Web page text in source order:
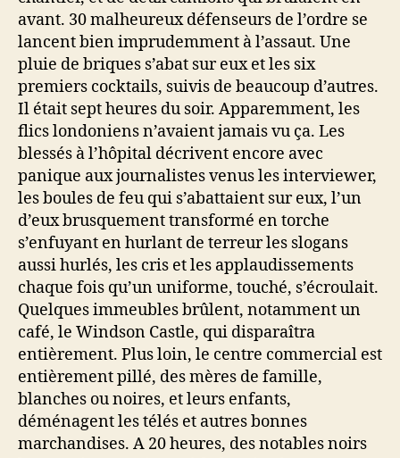
avant. 30 malheureux défenseurs de l’ordre se
lancent bien imprudemment à l’assaut. Une
pluie de briques s’abat sur eux et les six
premiers cocktails, suivis de beaucoup d’autres.
Il était sept heures du soir. Apparemment, les
flics londoniens n’avaient jamais vu ça. Les
blessés à l’hôpital décrivent encore avec
panique aux journalistes venus les interviewer,
les boules de feu qui s’abattaient sur eux, l’un
d’eux brusquement transformé en torche
s’enfuyant en hurlant de terreur les slogans
aussi hurlés, les cris et les applaudissements
chaque fois qu’un uniforme, touché, s’écroulait.
Quelques immeubles brûlent, notamment un
café, le Windson Castle, qui disparaîtra
entièrement. Plus loin, le centre commercial est
entièrement pillé, des mères de famille,
blanches ou noires, et leurs enfants,
déménagent les télés et autres bonnes
marchandises. A 20 heures, des notables noirs